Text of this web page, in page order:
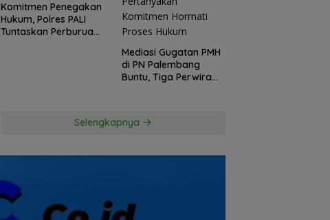
Komitmen Penegakan
Hukum, Polres PALI
Tuntaskan Perburuan
Mediasi Gugatan PMH
di PN Palembang
Buntu, Tiga Perwira
Pertanyakan
Selengkapnya